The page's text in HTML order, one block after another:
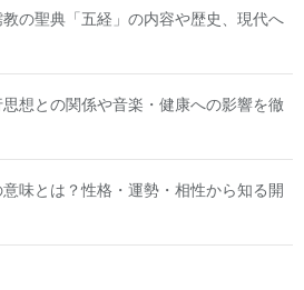
の聖典「五経」の内容や歴史、現代へ
想との関係や音楽・健康への影響を徹
味とは？性格・運勢・相性から知る開